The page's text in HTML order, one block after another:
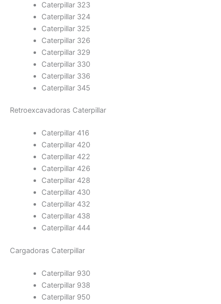
Caterpillar 323
Caterpillar 324
Caterpillar 325
Caterpillar 326
Caterpillar 329
Caterpillar 330
Caterpillar 336
Caterpillar 345
Retroexcavadoras Caterpillar
Caterpillar 416
Caterpillar 420
Caterpillar 422
Caterpillar 426
Caterpillar 428
Caterpillar 430
Caterpillar 432
Caterpillar 438
Caterpillar 444
Cargadoras Caterpillar
Caterpillar 930
Caterpillar 938
Caterpillar 950